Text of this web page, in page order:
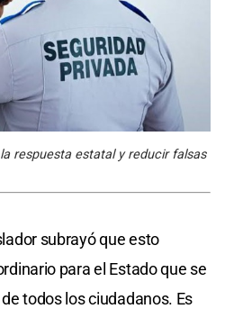
respuesta estatal y reducir falsas
subrayó que esto
para el Estado que se
todos los ciudadanos. Es